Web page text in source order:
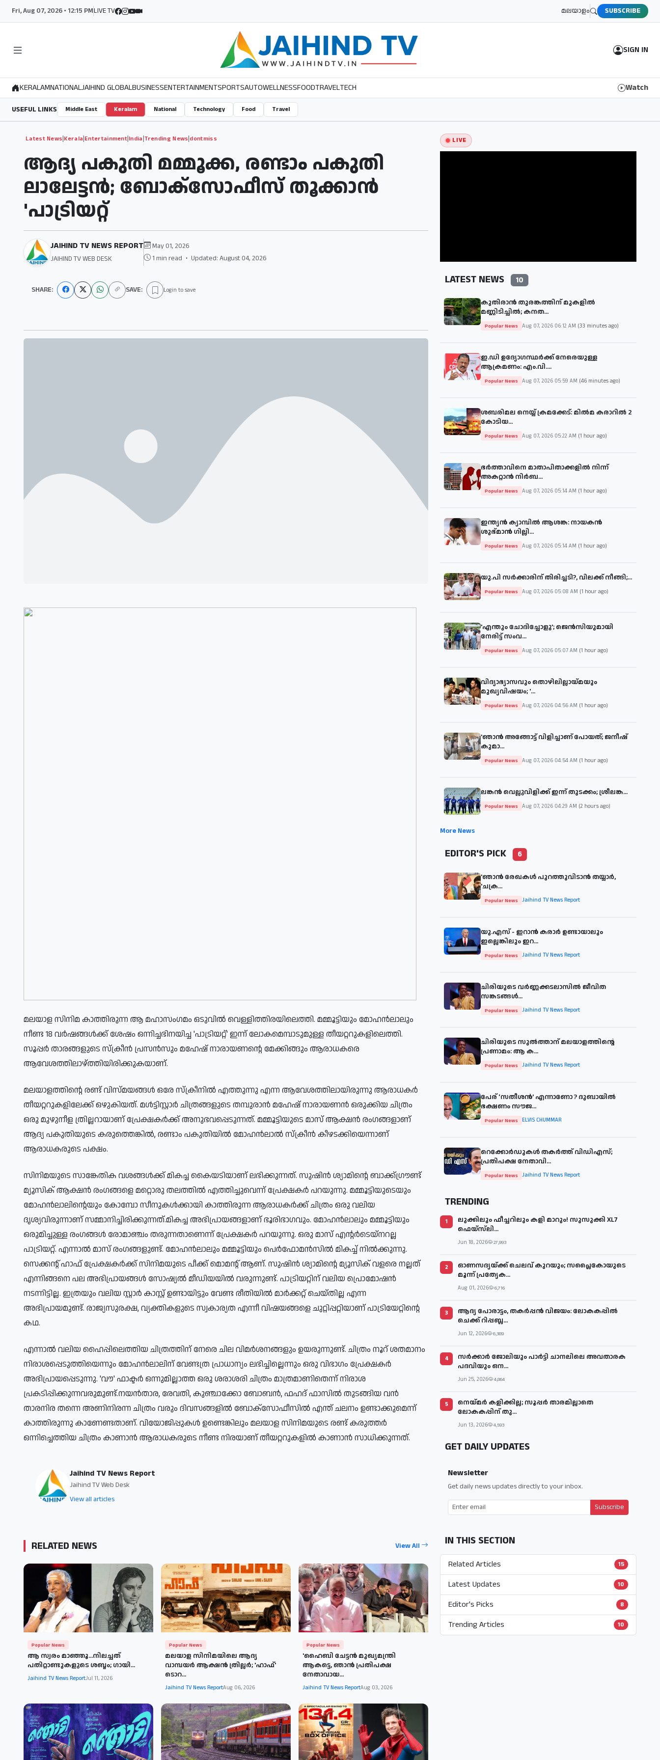
Fri, Aug 07, 2026 • 12:15 PMLIVE TV മലയാളം SUBSCRIBE
SIGN IN
KERALAMNATIONALJAIHIND GLOBALBUSINESSENTERTAINMENTSPORTSAUTOWELLNESSFOODTRAVELTECH Watch
USEFUL LINKS Middle East Keralam National Technology Food Travel
Latest News|Kerala|Entertainment|India|Trending News|dontmiss
ആദ്യ പകുതി മമ്മൂക്ക, രണ്ടാം പകുതി
ലാലേട്ടൻ; ബോക്സോഫീസ് തൂക്കാൻ
'പാട്രിയറ്റ്
JAIHIND TV NEWS REPORT
JAIHIND TV WEB DESK
May 01, 2026
1 min read • Updated: August 04, 2026
SHARE: SAVE: Login to save
മലയാള സിനിമ കാത്തിരുന്ന ആ മഹാസംഗമം ഒടുവിൽ വെള്ളിത്തിരയിലെത്തി. മമ്മൂട്ടിയും മോഹൻലാലും
നീണ്ട 18 വർഷങ്ങൾക്ക് ശേഷം ഒന്നിച്ചഭിനയിച്ച 'പാട്രിയറ്റ്' ഇന്ന് ലോകമെമ്പാടുമുള്ള തീയറ്ററുകളിലെത്തി.
സൂപ്പർ താരങ്ങളുടെ സ്ക്രീൻ പ്രസൻസും മഹേഷ് നാരായണന്റെ മേക്കിങ്ങും ആരാധകരെ
ആവേശത്തിലാഴ്ത്തിയിരിക്കുകയാണ്.
മലയാളത്തിന്റെ രണ്ട് വിസ്മയങ്ങൾ ഒരേ സ്ക്രീനിൽ എത്തുന്നു എന്ന ആവേശത്തിലായിരുന്നു ആരാധകർ
തീയറ്ററുകളിലേക്ക് ഒഴുകിയത്. മൾട്ടിസ്റ്റാർ ചിത്രങ്ങളുടെ തമ്പുരാൻ മഹേഷ് നാരായണൻ ഒരുക്കിയ ചിത്രം
ഒരു മുഴുനീള ത്രില്ലറായാണ് പ്രേക്ഷകർക്ക് അനുഭവപ്പെടുന്നത്. മമ്മൂട്ടിയുടെ മാസ് ആക്ഷൻ രംഗങ്ങളാണ്
ആദ്യ പകുതിയുടെ കരുത്തെങ്കിൽ, രണ്ടാം പകുതിയിൽ മോഹൻലാൽ സ്ക്രീൻ കീഴടക്കിയെന്നാണ്
ആരാധകരുടെ പക്ഷം.
സിനിമയുടെ സാങ്കേതിക വശങ്ങൾക്ക് മികച്ച കൈയടിയാണ് ലഭിക്കുന്നത്. സുഷിൻ ശ്യാമിന്റെ ബാക്ക്ഗ്രൗണ്ട്
മ്യൂസിക് ആക്ഷൻ രംഗങ്ങളെ മറ്റൊരു തലത്തിൽ എത്തിച്ചുവെന്ന് പ്രേക്ഷകർ പറയുന്നു. മമ്മൂട്ടിയുടെയും
മോഹൻലാലിന്റെയും കോമ്പോ സീനുകൾക്കായി കാത്തിരുന്ന ആരാധകർക്ക് ചിത്രം ഒരു വലിയ
ദൃശ്യവിരുന്നാണ് സമ്മാനിച്ചിരിക്കുന്നത്.മികച്ച അഭിപ്രായങ്ങളാണ് ഭൂരിഭാ​ഗവും. മോഹൻലാലും മമ്മൂട്ടിയും
ഒരുമിച്ചുള്ള രം​ഗങ്ങൾ രോമാഞ്ചം തരുന്നതാണെന്ന് പ്രേക്ഷകർ പറയുന്നു. ഒരു മാസ് എന്റർടെയ്നറല്ല
പാട്രിയറ്റ്. എന്നാൽ മാസ് രം​ഗങ്ങളുണ്ട്. മോഹൻലാലും മമ്മൂട്ടിയും പെർഫോമൻസിൽ മികച്ച് നിൽക്കുന്നു.
സെക്കന്റ് ഹാഫ് പ്രേക്ഷകർക്ക് സിനിമയുടെ പീക്ക് മൊമന്റ് ആണ്. സുഷിൻ ശ്യാമിന്റെ മ്യൂസിക് വളരെ നല്ലത്
എന്നിങ്ങനെ പല അഭിപ്രായങ്ങൾ സോഷ്യൽ മീഡിയയിൽ വരുന്നുണ്ട്. പാട്രിയറ്റിന് വലിയ പ്രൊമോഷൻ
നടന്നി‌ട്ടില്ല. ഇത്രയും വലിയ സ്റ്റാർ കാസ്റ്റ് ഉണ്ടായിട്ടും വേണ്ട രീതിയിൽ മാർക്കറ്റ് ചെയ്തില്ല എന്ന
അഭിപ്രായമുണ്ട്. രാജ്യസുരക്ഷ, വ്യക്തികളുടെ സ്വകാര്യത എന്നീ വിഷയങ്ങളെ ചുറ്റിപ്പറ്റിയാണ് പാട്രിയേറ്റിന്റെ
കഥ.
എന്നാൽ വലിയ ഹൈപ്പിലെത്തിയ ചിത്രത്തിന് നേരെ ചില വിമർശനങ്ങളും ഉയരുന്നുണ്ട്. ചിത്രം നൂറ് ശതമാനം
നിരാശപ്പെടുത്തിയെന്നും മോഹൻലാലിന് വേണ്ടത്ര പ്രാധാന്യം ലഭിച്ചില്ലെന്നും ഒരു വിഭാഗം പ്രേക്ഷകർ
അഭിപ്രായപ്പെടുന്നു. 'വൗ' ഫാക്ടർ ഒന്നുമില്ലാത്ത ഒരു ശരാശരി ചിത്രം മാത്രമാണിതെന്ന് നിരാശ
പ്രകടിപ്പിക്കുന്നവരുമുണ്ട്.നയൻതാര, രേവതി, കുഞ്ചാക്കോ ബോബൻ, ഫഹദ് ഫാസിൽ തുടങ്ങിയ വൻ
താരനിര തന്നെ അണിനിരന്ന ചിത്രം വരും ദിവസങ്ങളിൽ ബോക്സോഫീസിൽ എന്ത് ചലനം ഉണ്ടാക്കുമെന്ന്
കാത്തിരുന്നു കാണേണ്ടതാണ്. വിയോജിപ്പുകൾ ഉണ്ടെങ്കിലും മലയാള സിനിമയുടെ രണ്ട് കരുത്തർ
ഒന്നിച്ചെത്തിയ ചിത്രം കാണാൻ ആരാധകരുടെ നീണ്ട നിരയാണ് തീയറ്ററുകളിൽ കാണാൻ സാധിക്കുന്നത്.
Jaihind TV News Report
Jaihind TV Web Desk
View all articles
RELATED NEWS View All
Popular News
ആ സ്വരം മാഞ്ഞൂ...നിലച്ചത്
പതിറ്റാണ്ടുകളുടെ ശബ്ദം; ​ഗായി...
Jaihind TV News ReportJul 11, 2026
Popular News
മലയാള സിനിമയിലെ ആദ്യ
വാമ്പയർ ആക്ഷൻ ത്രില്ലർ; 'ഹാഫ്'
ടൊറ...
Jaihind TV News ReportAug 06, 2026
Popular News
'ഹൈബി ചേട്ടൻ മുഖ്യമന്ത്രി
ആകട്ടെ, ഞാൻ പ്രതിപക്ഷ
നേതാവായ...
Jaihind TV News ReportAug 03, 2026
LIVE
LATEST NEWS 10
കുതിരാൻ തുരങ്കത്തിന് മുകളിൽ
മണ്ണിടിച്ചിൽ; കനത...
Popular News Aug 07, 2026 06:12 AM (33 minutes ago)
ഇ.ഡി ഉദ്യോഗസ്ഥർക്ക് നേരെയുള്ള
ആക്രമണം: എം.വി....
Popular News Aug 07, 2026 05:59 AM (46 minutes ago)
ശബരിമല നെയ്യ് ക്രമക്കേട്: മിൽമ കരാറിൽ 2
കോടിയ...
Popular News Aug 07, 2026 05:22 AM (1 hour ago)
ഭർത്താവിനെ മാതാപിതാക്കളിൽ നിന്ന്
അകറ്റാൻ നിർബ...
Popular News Aug 07, 2026 05:14 AM (1 hour ago)
ഇന്ത്യൻ ക്യാമ്പിൽ ആശങ്ക: നായകൻ
ശുഭ്മാൻ ഗില്ലി...
Popular News Aug 07, 2026 05:14 AM (1 hour ago)
യു.പി സർക്കാരിന് തിരിച്ചടി?, വിലക്ക് നീങ്ങി;...
Popular News Aug 07, 2026 05:08 AM (1 hour ago)
'എന്തും ചോദിച്ചോളൂ'; ജെൻസിയുമായി
നേരിട്ട് സംവ...
Popular News Aug 07, 2026 05:07 AM (1 hour ago)
വിദ്യാഭ്യാസവും തൊഴിലില്ലായ്മയും
മുഖ്യവിഷയം; '...
Popular News Aug 07, 2026 04:56 AM (1 hour ago)
'ഞാന്‍ അങ്ങോട്ട് വിളിച്ചാണ് പോയത്; ജനീഷ്
കുമാ...
Popular News Aug 07, 2026 04:54 AM (1 hour ago)
ലങ്കൻ വെല്ലുവിളിക്ക് ഇന്ന് തുടക്കം; ശ്രീലങ്ക...
Popular News Aug 07, 2026 04:29 AM (2 hours ago)
More News
EDITOR'S PICK 6
'ഞാന്‍ രേഖകള്‍ പുറത്തുവിടാന്‍ തയ്യാര്‍,
'ചക്ര...
Popular News Jaihind TV News Report
യു.എസ് - ഇറാൻ കരാർ ഉണ്ടായാലും
ഇല്ലെങ്കിലും ഇറ...
Popular News Jaihind TV News Report
ചിരിയുടെ വര്‍ണ്ണക്കടലാസില്‍ ജീവിത
സങ്കടങ്ങള്‍...
Popular News Jaihind TV News Report
ചിരിയുടെ സുൽത്താന് മലയാളത്തിന്റെ
പ്രണാമം: ആ ക...
Popular News Jaihind TV News Report
പേര് ‘സതീശന്‍’ എന്നാണോ ? ദുബായില്‍
ഭക്ഷണം സൗജ...
Popular News ELVIS CHUMMAR
റെക്കോർഡുകൾ തകർത്ത് വിഡിഎസ്;
പ്രതിപക്ഷ നേതാവി...
Popular News Jaihind TV News Report
TRENDING
1
ലുക്കിലും ഫീച്ചറിലും കളി മാറും! സുസുക്കി XL7
ഫെയ്‌സ്‌ലി...
Jun 18, 2026 27,993
2
ഓണസദ്യയ്ക്ക് ചെലവ് കുറയും; സപ്ലൈകോയുടെ
മൂന്ന് പ്രത്യേക...
Aug 01, 2026 6,716
3
ആദ്യ പോരാട്ടം, തകർപ്പൻ വിജയം: ലോകകപ്പിൽ
ചെക്ക് റിപ്പബ്ല...
Jun 12, 2026 6,389
4
സര്‍ക്കാര്‍ ജോലിയും പാര്‍ട്ടി ചാനലിലെ അവതാരക
പദവിയും ഒന...
Jun 25, 2026 4,864
5
നെയ്മര്‍ കളിക്കില്ല; സൂപ്പര്‍ താരമില്ലാതെ
ലോകകപ്പിന് തു...
Jun 13, 2026 4,593
GET DAILY UPDATES
Newsletter
Get daily news updates directly to your inbox.
Subscribe
IN THIS SECTION
Related Articles 15
Latest Updates 10
Editor's Picks 8
Trending Articles 10